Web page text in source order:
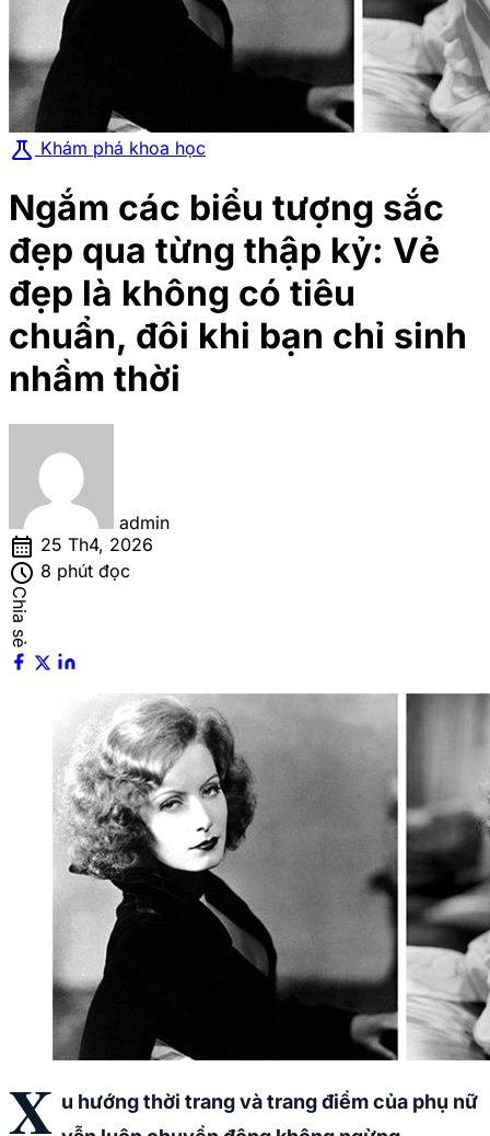
science Khám phá khoa học
Ngắm các biểu tượng sắc
đẹp qua từng thập kỷ: Vẻ
đẹp là không có tiêu
chuẩn, đôi khi bạn chỉ sinh
nhầm thời
admin
calendar_month 25 Th4, 2026
schedule 8 phút đọc
Chia sẻ
X u hướng thời trang và trang điểm của phụ nữ